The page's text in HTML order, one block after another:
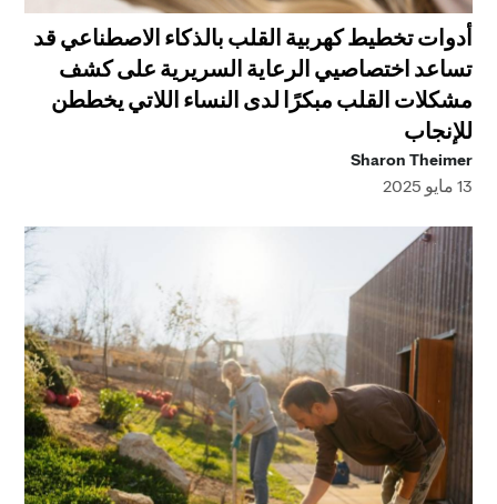
أدوات تخطيط كهربية القلب بالذكاء الاصطناعي قد
تساعد اختصاصيي الرعاية السريرية على كشف
مشكلات القلب مبكرًا لدى النساء اللاتي يخططن
للإنجاب
Sharon Theimer
13 مايو 2025